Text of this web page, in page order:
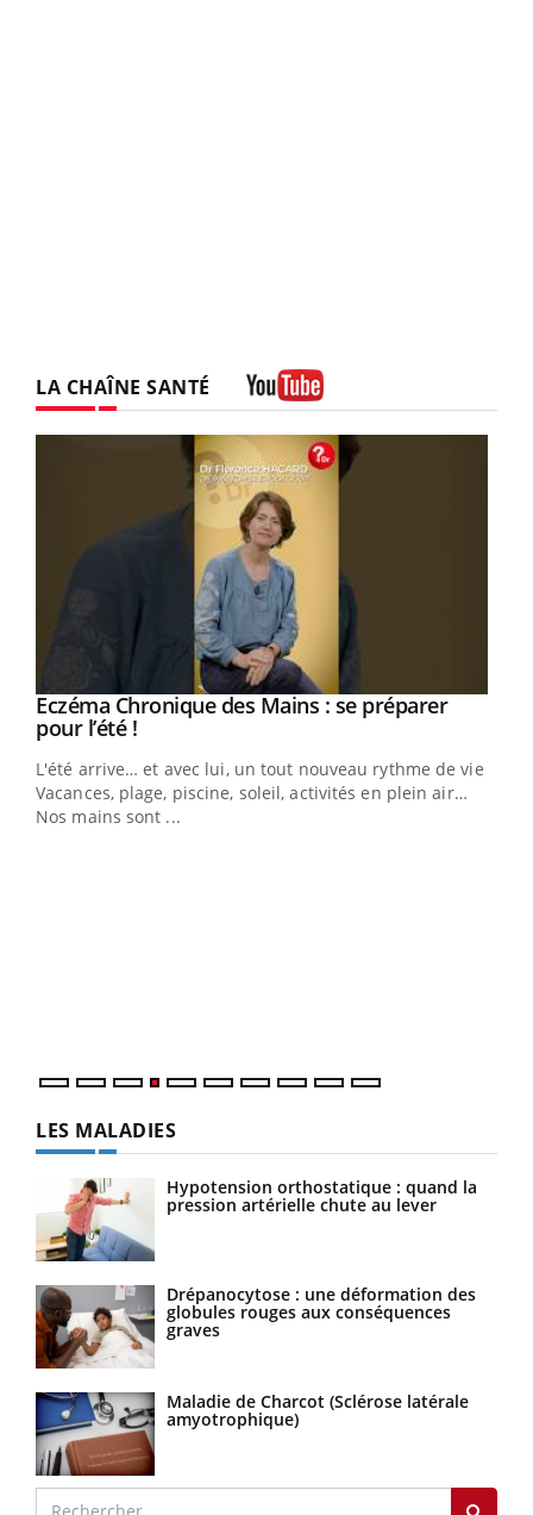
LA CHAÎNE SANTÉ
Youtube
Eczéma Chronique des Mains : se préparer
pour l’été !Youtube
L'été arrive… et avec lui, un tout nouveau rythme de vie !
Vacances, plage, piscine, soleil, activités en plein air…
Nos mains sont ...
LES MALADIES
Hypotension orthostatique : quand la
pression artérielle chute au lever
Drépanocytose : une déformation des
globules rouges aux conséquences
graves
Maladie de Charcot (Sclérose latérale
amyotrophique)